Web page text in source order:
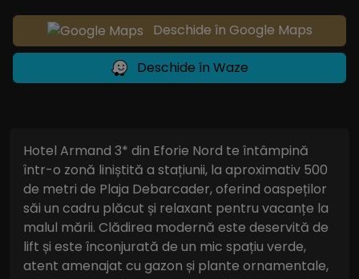
Deschide în Google Maps
Deschide în Waze
Hotel Armand 3* din Eforie Nord te întâmpină
într-o zonă liniștită a stațiunii, la aproximativ 500
de metri de Plaja Debarcader, oferind oaspeților
săi un cadru plăcut și relaxant pentru vacanțe la
malul mării. Clădirea modernă este deservită de
lift și este înconjurată de un mic spațiu verde,
atent amenajat cu gazon și plante ornamentale,